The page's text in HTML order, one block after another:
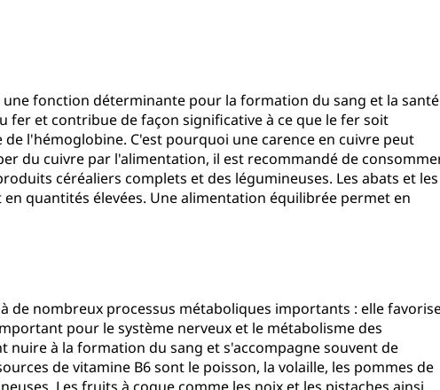
fonction déterminante pour la formation du sang et la santé
fer et contribue de façon significative à ce que le fer soit
l'hémoglobine. C'est pourquoi une carence en cuivre peut
du cuivre par l'alimentation, il est recommandé de
céréaliers complets et des légumineuses. Les abats et les
quantités élevées. Une alimentation équilibrée permet en
de nombreux processus métaboliques importants : elle
pour le système nerveux et le métabolisme des
à la formation du sang et s'accompagne souvent de
de vitamine B6 sont le poisson, la volaille, les pommes de